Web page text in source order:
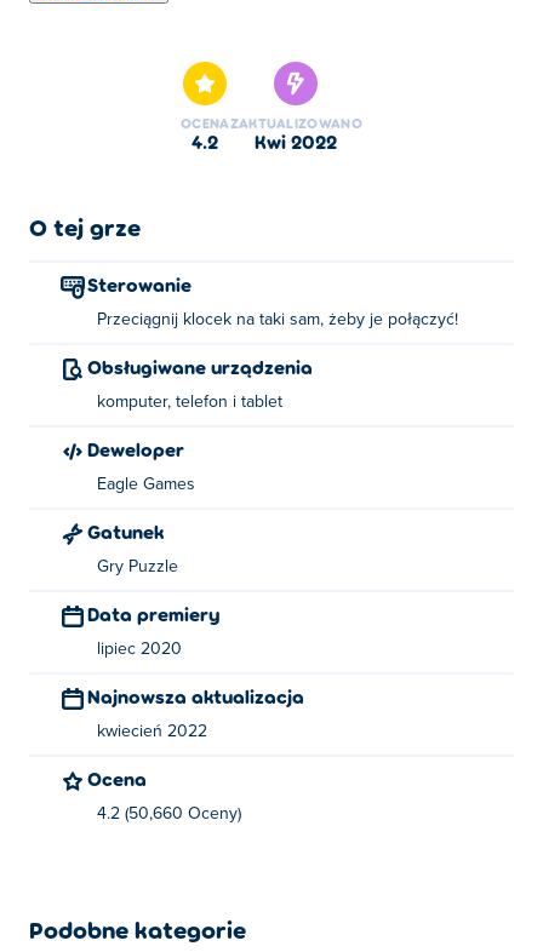
kategorii: Gry Łamigłówki.
OCENA
4.2
ZAKTUALIZOWANO
kwi 2022
O tej grze
Sterowanie
Przeciągnij klocek na taki sam, żeby je połączyć!
Obsługiwane urządzenia
komputer, telefon i tablet
Deweloper
Eagle Games
Gatunek
Gry Puzzle
Data premiery
lipiec 2020
Najnowsza aktualizacja
kwiecień 2022
Ocena
4.2 (50,660 Oceny)
Podobne kategorie